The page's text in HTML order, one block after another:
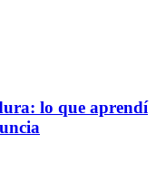
lo que aprendí